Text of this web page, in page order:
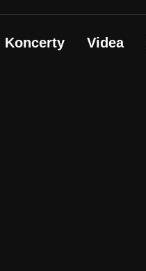
Koncerty Videa